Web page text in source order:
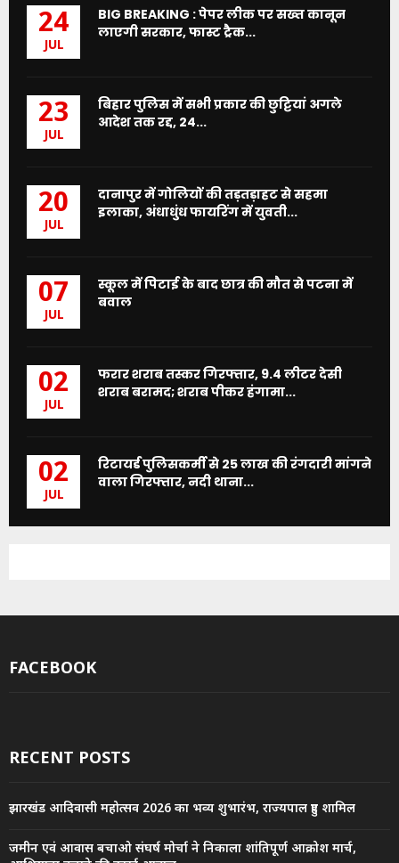
24
JUL
BIG BREAKING : पेपर लीक पर सख्त कानून
लाएगी सरकार, फास्ट ट्रैक...
23
JUL
बिहार पुलिस में सभी प्रकार की छुट्टियां अगले
आदेश तक रद्द, 24...
20
JUL
दानापुर में गोलियों की तड़तड़ाहट से सहमा
इलाका, अंधाधुंध फायरिंग में युवती...
07
JUL
स्कूल में पिटाई के बाद छात्र की मौत से पटना में
बवाल
02
JUL
फरार शराब तस्कर गिरफ्तार, 9.4 लीटर देसी
शराब बरामद; शराब पीकर हंगामा...
02
JUL
रिटायर्ड पुलिसकर्मी से 25 लाख की रंगदारी मांगने
वाला गिरफ्तार, नदी थाना...
FACEBOOK
RECENT POSTS
झारखंड आदिवासी महोत्सव 2026 का भव्य शुभारंभ, राज्यपाल हुए शामिल
जमीन एवं आवास बचाओ संघर्ष मोर्चा ने निकाला शांतिपूर्ण आक्रोश मार्च,